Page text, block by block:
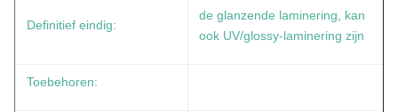
Definitief eindig:
de glanzende laminering, kan
ook UV/glossy-laminering zijn
Toebehoren: